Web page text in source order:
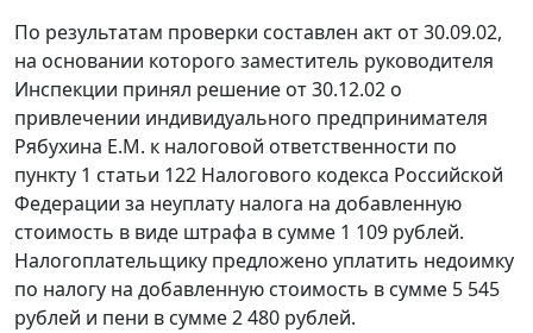
По результатам проверки составлен акт от 30.09.02,
на основании которого заместитель руководителя
Инспекции принял решение от 30.12.02 о
привлечении индивидуального предпринимателя
Рябухина Е.М. к налоговой ответственности по
пункту 1 статьи 122 Налогового кодекса Российской
Федерации за неуплату налога на добавленную
стоимость в виде штрафа в сумме 1 109 рублей.
Налогоплательщику предложено уплатить недоимку
по налогу на добавленную стоимость в сумме 5 545
рублей и пени в сумме 2 480 рублей.